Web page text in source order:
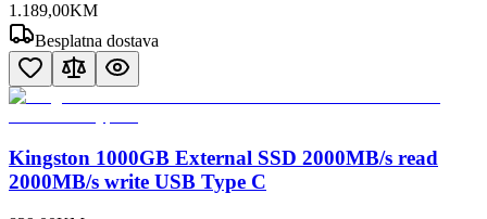
1.189,00KM
Besplatna dostava
Kingston 1000GB External SSD 2000MB/s read
2000MB/s write USB Type C